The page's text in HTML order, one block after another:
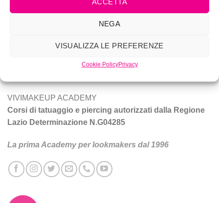
ACCETTA
NEGA
VISUALIZZA LE PREFERENZE
Cookie PolicyPrivacy
piercing a Roma.
Tecniche e prodotti per ottenere un trucco da star.
VIVIMAKEUP ACADEMY
Corsi di tatuaggio e piercing autorizzati dalla Regione
Lazio Determinazione N.G04285
La prima Academy per lookmakers dal 1996